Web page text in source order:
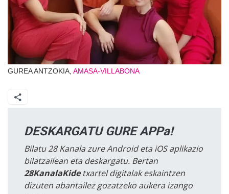
GUREA ANTZOKIA, AMASA-VILLABONA
DESKARGATU GURE APPa!
Bilatu 28 Kanala zure Android eta iOS aplikazio
bilatzailean eta deskargatu. Bertan
28KanalaKidetxartel digitalak eskaintzen
dizuten abantailez gozatzeko aukera izango